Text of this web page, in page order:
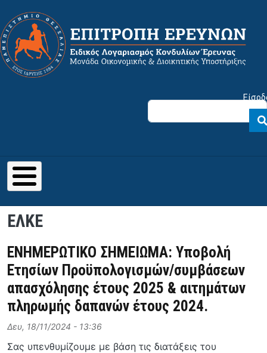
ΕΛΚΕ
ΕΝΗΜΕΡΩΤΙΚΟ ΣΗΜΕΙΩΜΑ: Υποβολή
Ετησίων Προϋπολογισμών/συμβάσεων
απασχόλησης έτους 2025 & αιτημάτων
πληρωμής δαπανών έτους 2024.
Δευ, 18/11/2024 - 13:36
Σας υπενθυμίζουμε με βάση τις διατάξεις του